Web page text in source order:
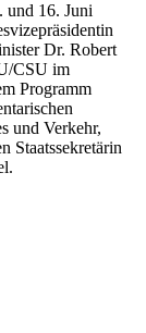
und 16. Juni
Dr. Robert
CSU im
Programm
und Verkehr,
Staatssekretärin